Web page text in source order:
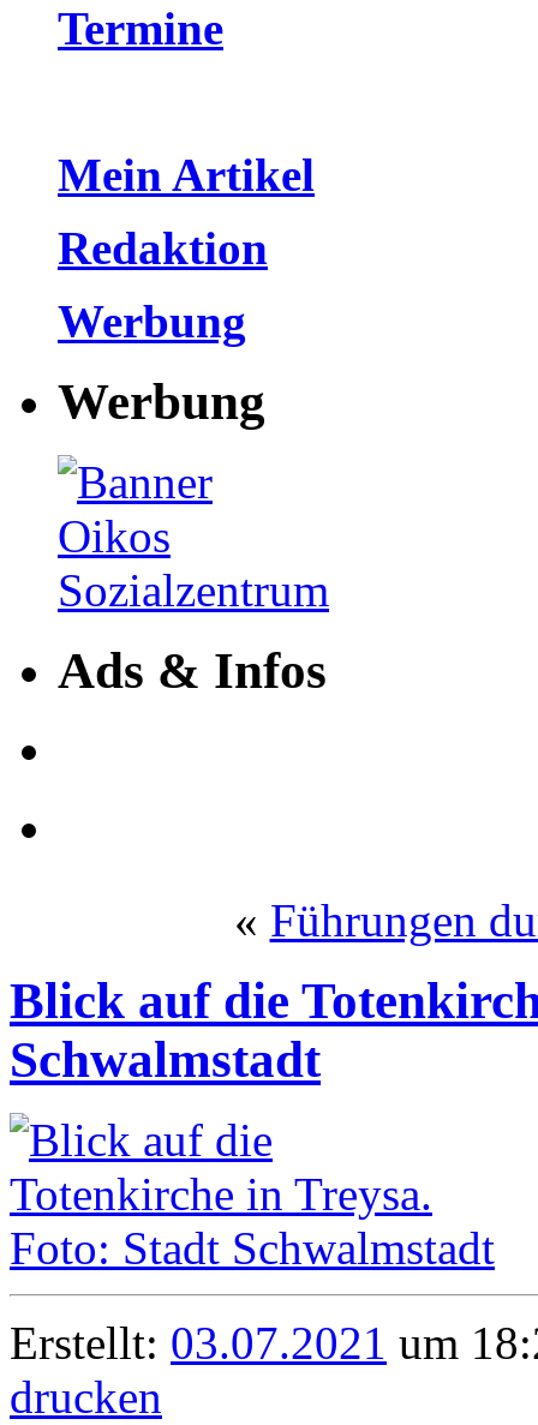
Termine
Mein Artikel
Redaktion
Werbung
Werbung
Ads & Infos
« Führungen
Blick auf die
Schwalmstadt
Erstellt: 03.07.2021 um
drucken